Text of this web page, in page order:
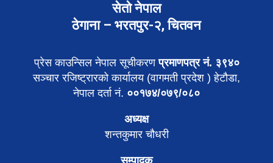
सेतो नेपाल
ठेगाना – भरतपुर-२, चितवन
प्रेस काउन्सिल नेपाल सूचीकरणप्रमाणपत्र नं. ३९४०
सञ्चार रजिष्ट्रारको कार्यालय (वागमती प्रदेश ) हेटौडा,
नेपाल दर्ता नं. ००१७४/०७९/०८०
अध्यक्ष
शन्तकुमार चौधरी
सम्पादक